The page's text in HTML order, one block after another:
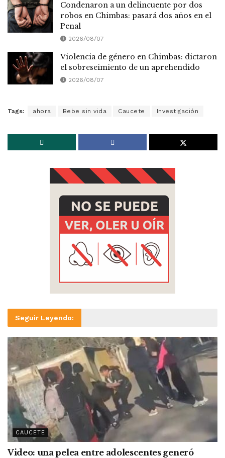
Condenaron a un delincuente por dos
robos en Chimbas: pasará dos años en el
Penal
2026/08/07
Violencia de género en Chimbas: dictaron
el sobreseimiento de un aprehendido
2026/08/07
Tags: ahora Bebe sin vida Caucete Investigación
Seguir Leyendo:
CAUCETE
Video: una pelea entre adolescentes generó